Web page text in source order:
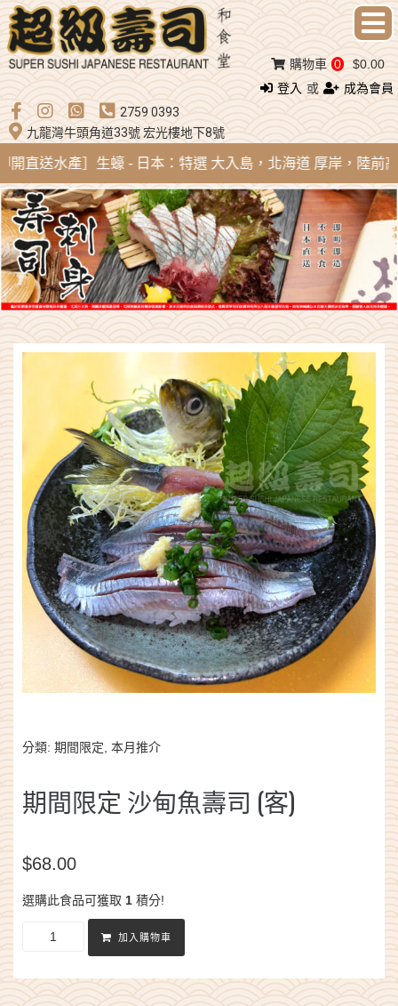
登入 或
成為會員
2759 0393
九龍灣牛頭角道33號 宏光樓地下8號
購物車 0 $0.00
直送水產］生蠔 - 日本：特選 大入島，北海道 厚岸，陸前
分類: 期間限定 本月推介
期間限定 沙甸魚壽司 (客)
$68.00
選購此食品可獲取 1 積分!
加入購物車